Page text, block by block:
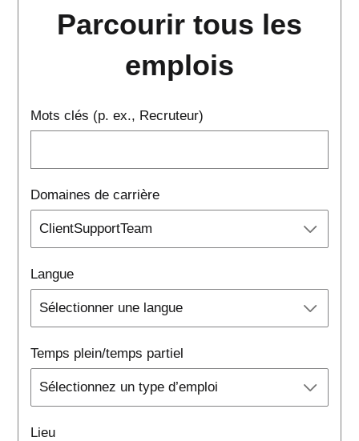
Parcourir tous les
emplois
Mots clés (p. ex., Recruteur)
Domaines de carrière
Langue
Temps plein/temps partiel
Lieu